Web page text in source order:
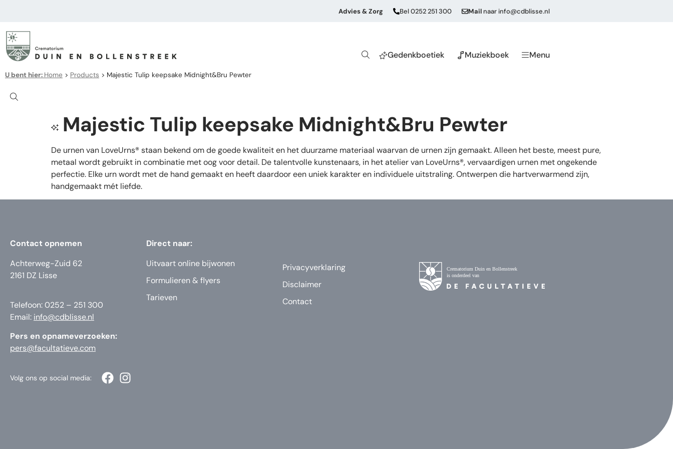
Advies & Zorg Bel 0252 251 300 Mail naarinfo@cdblisse.nl
Gedenkboetiek Muziekboek Menu
U bent hier: Home > Products > Majestic Tulip keepsake Midnight&Bru Pewter
Majestic Tulip keepsake Midnight&Bru Pewter
De urnen van LoveUrns® staan bekend om de goede kwaliteit en het duurzame materiaal waarvan de urnen zijn gemaakt. Alleen het beste, meest pure,
metaal wordt gebruikt in combinatie met oog voor detail. De talentvolle kunstenaars, in het atelier van LoveUrns®, vervaardigen urnen met ongekende
perfectie. Elke urn wordt met de hand gemaakt en heeft daardoor een uniek karakter en individuele uitstraling. Ontwerpen die hartverwarmend zijn,
handgemaakt mét liefde.
Contact opnemen
Achterweg-Zuid 62
2161 DZ Lisse
Telefoon: 0252 – 251 300
Email: info@cdblisse.nl
Pers en opnameverzoeken:
pers@facultatieve.com
Direct naar:
Uitvaart online bijwonen
Formulieren & flyers
Tarieven
Privacyverklaring
Disclaimer
Contact
Volg ons op social media: